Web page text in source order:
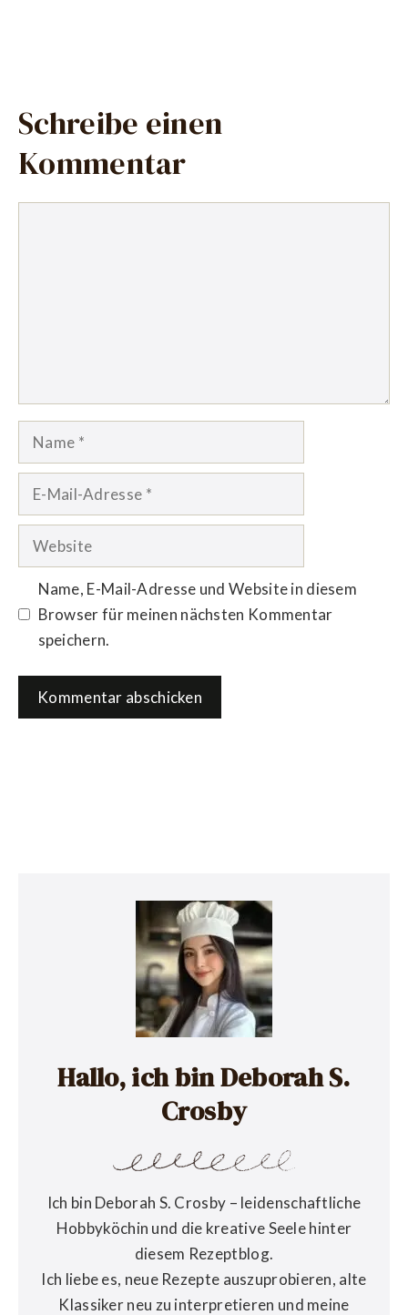
Schreibe einen
Kommentar
Name
Website
Name, E-Mail-Adresse und Website in diesem
Browser für meinen nächsten Kommentar
speichern.
Hallo, ich bin Deborah S.
Crosby
Ich bin Deborah S. Crosby – leidenschaftliche
Hobbyköchin und die kreative Seele hinter
diesem Rezeptblog.
Ich liebe es, neue Rezepte auszuprobieren, alte
Klassiker neu zu interpretieren und meine